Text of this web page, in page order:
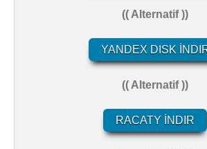
(( Alternatif ))
YANDEX DISK
(( Alternatif ))
RACATY İNDIR